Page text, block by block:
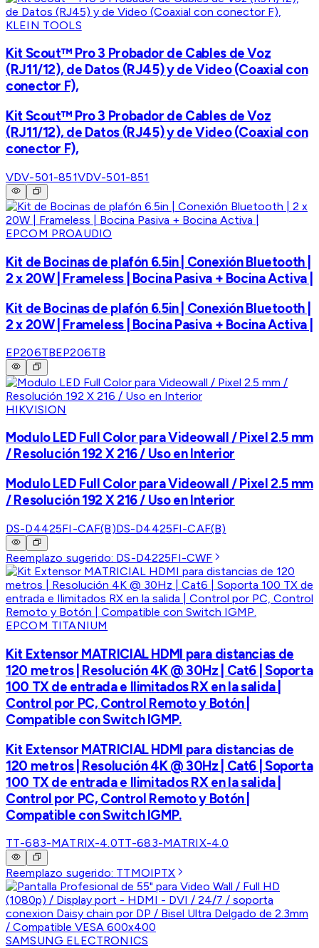
KLEIN TOOLS
Kit Scout™ Pro 3 Probador de Cables de Voz
(RJ11/12), de Datos (RJ45) y de Video (Coaxial con
conector F),
Kit Scout™ Pro 3 Probador de Cables de Voz
(RJ11/12), de Datos (RJ45) y de Video (Coaxial con
conector F),
VDV-501-851VDV-501-851
EPCOM PROAUDIO
Kit de Bocinas de plafón 6.5in | Conexión Bluetooth |
2 x 20W | Frameless | Bocina Pasiva + Bocina Activa |
Kit de Bocinas de plafón 6.5in | Conexión Bluetooth |
2 x 20W | Frameless | Bocina Pasiva + Bocina Activa |
EP206TBEP206TB
HIKVISION
Modulo LED Full Color para Videowall / Pixel 2.5 mm
/ Resolución 192 X 216 / Uso en Interior
Modulo LED Full Color para Videowall / Pixel 2.5 mm
/ Resolución 192 X 216 / Uso en Interior
DS-D4425FI-CAF(B)DS-D4425FI-CAF(B)
Reemplazo sugerido: DS-D4225FI-CWF
EPCOM TITANIUM
Kit Extensor MATRICIAL HDMI para distancias de
120 metros | Resolución 4K @ 30Hz | Cat6 | Soporta
100 TX de entrada e Ilimitados RX en la salida |
Control por PC, Control Remoto y Botón |
Compatible con Switch IGMP.
Kit Extensor MATRICIAL HDMI para distancias de
120 metros | Resolución 4K @ 30Hz | Cat6 | Soporta
100 TX de entrada e Ilimitados RX en la salida |
Control por PC, Control Remoto y Botón |
Compatible con Switch IGMP.
TT-683-MATRIX-4.0TT-683-MATRIX-4.0
Reemplazo sugerido: TTMOIPTX
SAMSUNG ELECTRONICS